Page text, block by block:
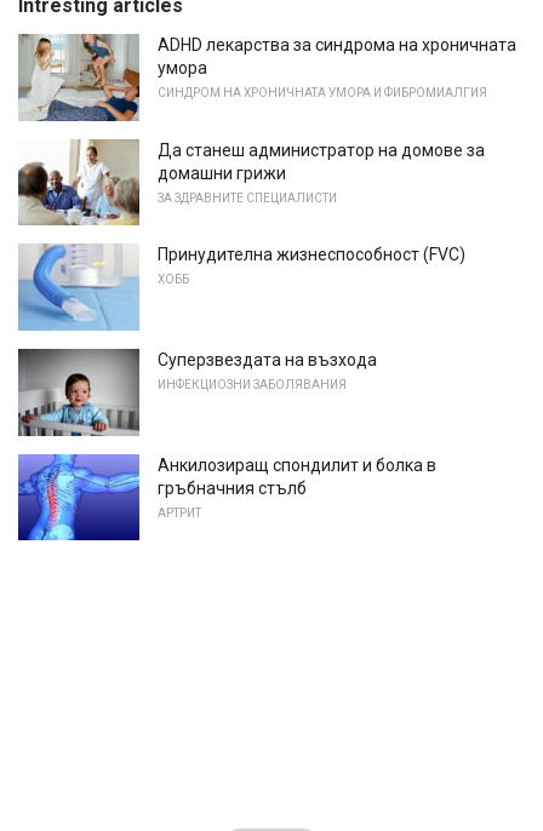
Intresting articles
ADHD лекарства за синдрома на хроничната
умора
СИНДРОМ НА ХРОНИЧНАТА УМОРА И ФИБРОМИАЛГИЯ
Да станеш администратор на домове за
домашни грижи
ЗА ЗДРАВНИТЕ СПЕЦИАЛИСТИ
Принудителна жизнеспособност (FVC)
ХОББ
Суперзвездата на възхода
ИНФЕКЦИОЗНИ ЗАБОЛЯВАНИЯ
Анкилозиращ спондилит и болка в
гръбначния стълб
АРТРИТ